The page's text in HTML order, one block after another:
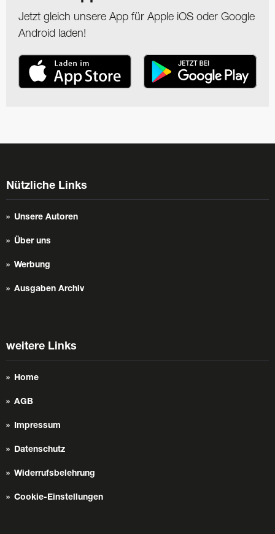
Jetzt gleich unsere App für Apple iOS oder Google
Android laden!
Nützliche Links
Unsere Autoren
Über uns
Werbung
Ausgaben Archiv
weitere Links
Home
AGB
Impressum
Datenschutz
Widerrufsbelehrung
Cookie-Einstellungen